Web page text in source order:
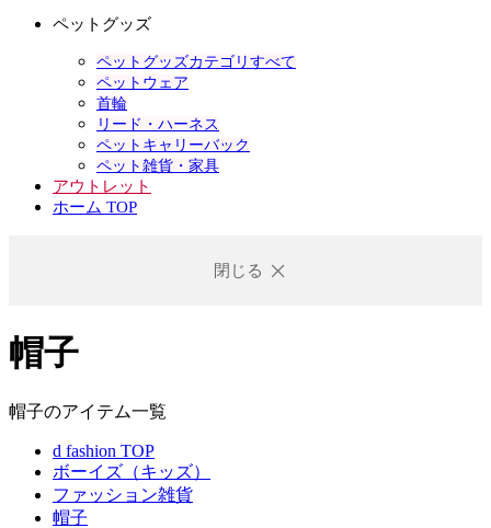
ペットグッズ
ペットグッズカテゴリすべて
ペットウェア
首輪
リード・ハーネス
ペットキャリーバック
ペット雑貨・家具
アウトレット
ホーム TOP
閉じる
帽子
帽子のアイテム一覧
d fashion TOP
ボーイズ（キッズ）
ファッション雑貨
帽子